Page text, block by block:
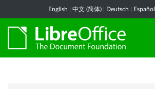
English 中文 (简体) Deutsch Español